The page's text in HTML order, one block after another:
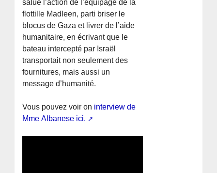
salué l’action de l’équipage de la
flottille Madleen, parti briser le
blocus de Gaza et livrer de l’aide
humanitaire, en écrivant que le
bateau intercepté par Israël
transportait non seulement des
fournitures, mais aussi un
message d’humanité.
Vous pouvez voir on interview de
Mme Albanese ici.